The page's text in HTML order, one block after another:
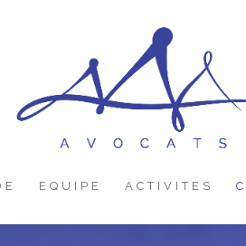
EQUIPE ACTIVITES